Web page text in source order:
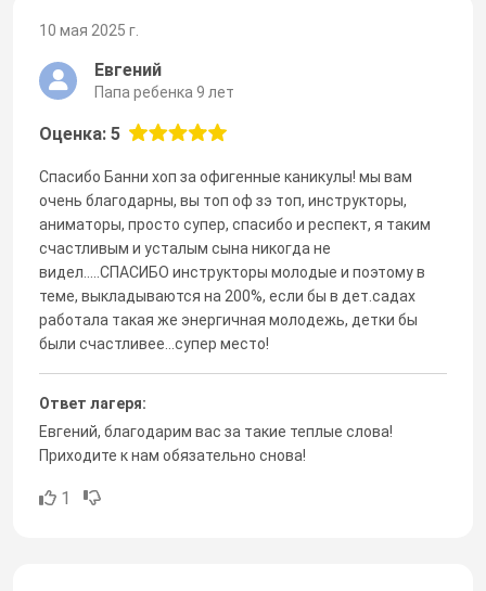
10 мая 2025 г.
Евгений
Папа ребенка 9 лет
Оценка: 5
Спасибо Банни хоп за офигенные каникулы! мы вам
очень благодарны, вы топ оф зэ топ, инструкторы,
аниматоры, просто супер, спасибо и респект, я таким
счастливым и усталым сына никогда не
видел.....СПАСИБО инструкторы молодые и поэтому в
теме, выкладываются на 200%, если бы в дет.садах
работала такая же энергичная молодежь, детки бы
были счастливее...супер место!
Ответ лагеря:
Евгений, благодарим вас за такие теплые слова!
Приходите к нам обязательно снова!
1